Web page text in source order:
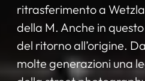
ritrasferimento a
della M. Anche in
del ritorno all’origine.
molte generazioni una